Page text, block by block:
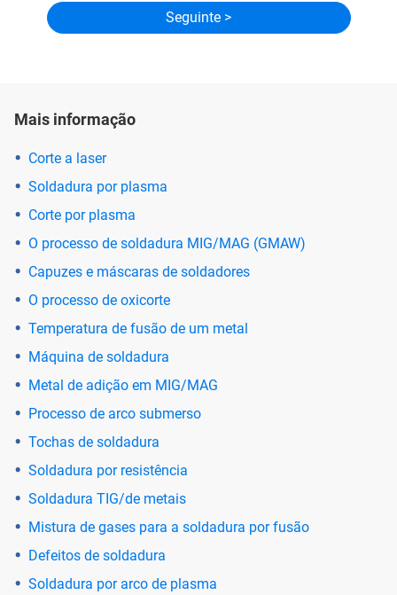
Mais informação
Corte a laser
Soldadura por plasma
Corte por plasma
O processo de soldadura MIG/MAG (GMAW)
Capuzes e máscaras de soldadores
O processo de oxicorte
Temperatura de fusão de um metal
Máquina de soldadura
Metal de adição em MIG/MAG
Processo de arco submerso
Tochas de soldadura
Soldadura por resistência
Soldadura TIG/de metais
Mistura de gases para a soldadura por fusão
Defeitos de soldadura
Soldadura por arco de plasma